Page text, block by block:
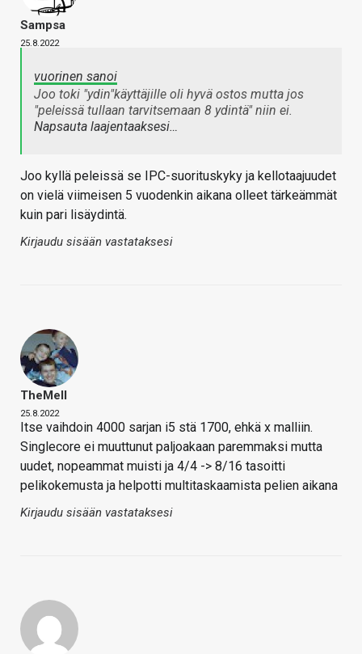
Sampsa
25.8.2022
vuorinen sanoi
Joo toki "ydin"käyttäjille oli hyvä ostos mutta jos
"peleissä tullaan tarvitsemaan 8 ydintä" niin ei.
Napsauta laajentaaksesi…
Joo kyllä peleissä se IPC-suorituskyky ja kellotaajuudet
on vielä viimeisen 5 vuodenkin aikana olleet tärkeämmät
kuin pari lisäydintä.
Kirjaudu sisään vastataksesi
TheMeII
25.8.2022
Itse vaihdoin 4000 sarjan i5 stä 1700, ehkä x malliin.
Singlecore ei muuttunut paljoakaan paremmaksi mutta
uudet, nopeammat muisti ja 4/4 -> 8/16 tasoitti
pelikokemusta ja helpotti multitaskaamista pelien aikana
Kirjaudu sisään vastataksesi